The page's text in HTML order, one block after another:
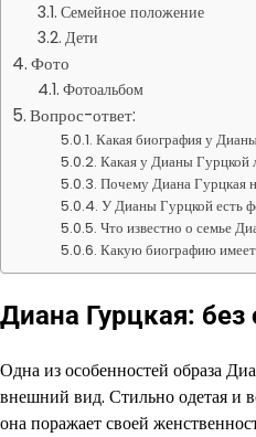
Семейное положение
Дети
Фото
Фотоальбом
Вопрос-ответ:
Какая биография у
Какая у Дианы Гурцкой
Почему Диана Гурцкая
У Дианы Гурцкой есть
Что известно о семье
Какую биографию
Диана Гурцкая: без
Одна из особенностей образа
внешний вид. Стильно одетая и
она поражает своей